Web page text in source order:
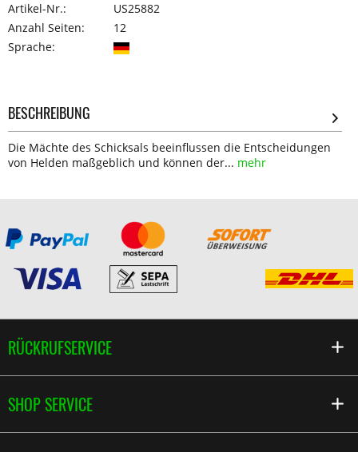
Artikel-Nr.:
US25882
Anzahl Seiten:
12
Sprache:
BESCHREIBUNG
Die Mächte des Schicksals beeinflussen die Entscheidungen
von Helden maßgeblich und können der... mehr
RÜCKRUFSERVICE
SHOP SERVICE